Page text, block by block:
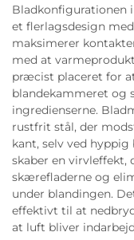
Bladkonfigurationen
et flerlagsdesign
maksimerer
med at
præcist placeret for
blandekammeret og
ingredienserne.
rustfrit stål, der
kant, selv ved
skaber en virvleffekt,
skærefladerne og
under blandingen.
effektivt til at
at luft bliver